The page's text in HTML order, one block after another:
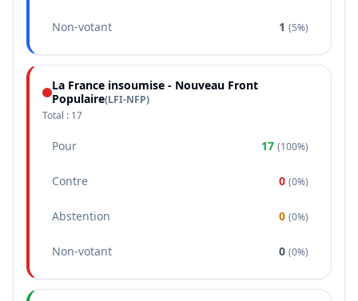
Non-votant 1 (5%)
La France insoumise - Nouveau Front
Populaire(LFI-NFP)
Total : 17
Pour 17 (100%)
Contre 0 (0%)
Abstention 0 (0%)
Non-votant 0 (0%)